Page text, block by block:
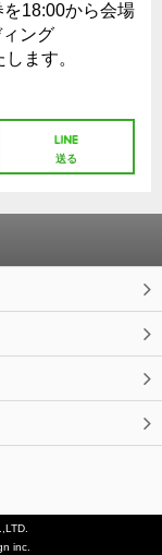
18:00から会場
ング
ます。
送る
inc.